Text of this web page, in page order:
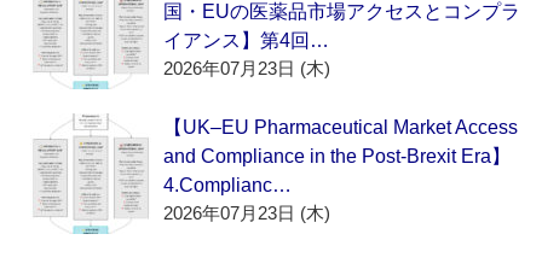
国・EUの医薬品市場アクセスとコンプラ
イアンス】第4回…
2026年07月23日 (木)
【UK–EU Pharmaceutical Market Access
and Compliance in the Post-Brexit Era】
4.Complianc…
2026年07月23日 (木)